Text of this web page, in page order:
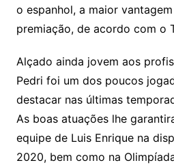
o espanhol, a maior
premiação, de acordo com o
Alçado ainda jovem aos
Pedri foi um dos poucos
destacar nas últimas
As boas atuações lhe
equipe de Luis Enrique na
2020, bem como na